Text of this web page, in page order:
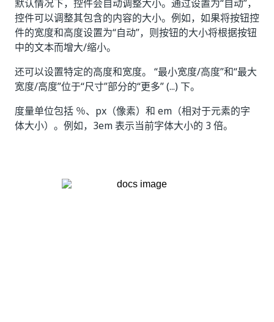
默认情况下，控件会自动调整大小。通过设置为“自动”，
控件可以调整其包含的内容的大小。例如，如果将按钮控
件的宽度和高度设置为“自动”，则按钮的大小将根据按钮
中的文本而增大/缩小。
还可以设置特定的高度和宽度。 “最小宽度/高度”和“最大
宽度/高度”位于“尺寸”部分的“更多” (...) 下。
度量单位包括 ％、px（像素）和 em（相对于元素的字
体大小）。例如，3em 表示当前字体大小的 3 倍。